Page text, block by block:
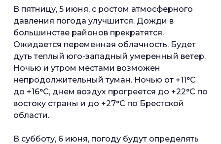
В пятницу, 5 июня, с ростом атмосферного
давления погода улучшится. Дожди в
большинстве районов прекратятся.
Ожидается переменная облачность. Будет
дуть теплый юго-западный умеренный ветер.
Ночью и утром местами возможен
непродолжительный туман. Ночью от +11°С
до +16°С, днем воздух прогреется до +22°С по
востоку страны и до +27°С по Брестской
области.
В субботу, 6 июня, погоду будут определять